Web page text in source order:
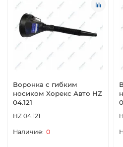
Воронка с гибким
носиком Хорекс Авто HZ
04.121
HZ 04.121
0